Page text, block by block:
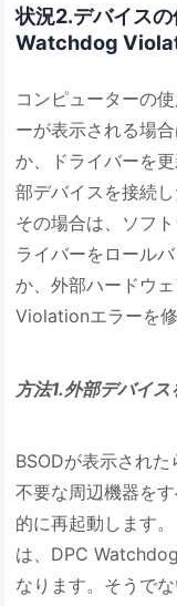
状況2.デバイス
Watchdog
コンピューターの
ーが表示される場
か、ドライバーを
部デバイスを接続
その場合は、ソフ
ライバーをロール
か、外部ハードウ
Violationエラーを修
方法1.外部デバイス
BSODが表示され
不要な周辺機器を
的に再起動します
は、DPC
なります。そうで